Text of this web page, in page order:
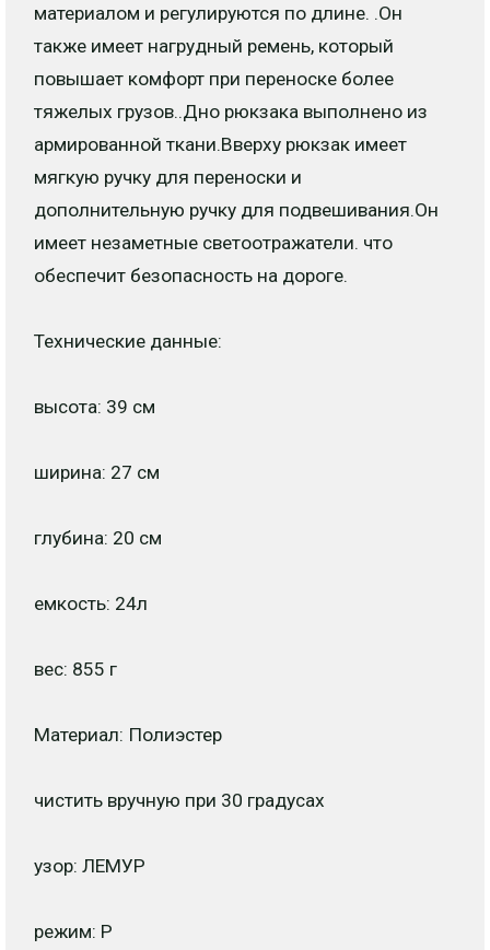
материалом и регулируются по длине. .Он
также имеет нагрудный ремень, который
повышает комфорт при переноске более
тяжелых грузов..Дно рюкзака выполнено из
армированной ткани.Вверху рюкзак имеет
мягкую ручку для переноски и
дополнительную ручку для подвешивания.Он
имеет незаметные светоотражатели. что
обеспечит безопасность на дороге.
Технические данные:
высота: 39 см
ширина: 27 см
глубина: 20 см
емкость: 24л
вес: 855 г
Материал: Полиэстер
чистить вручную при 30 градусах
узор: ЛЕМУР
режим: Р